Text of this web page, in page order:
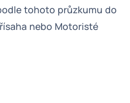
tohoto průzkumu do
nebo Motoristé